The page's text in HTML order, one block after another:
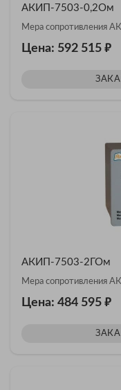
АКИП-7503-0,2Ом
Мера сопротивления
Цена: 592 515 ₽
АКИП-7503-2ГОм
Мера сопротивления
Цена: 484 595 ₽